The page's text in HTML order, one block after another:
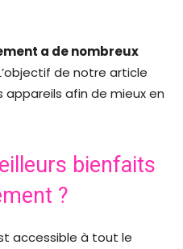
a de nombreux
de notre article
afin de mieux en
bienfaits
?
accessible à tout le